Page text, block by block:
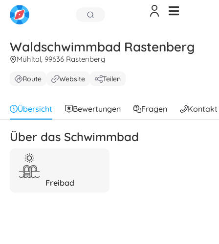
Waldschwimmbad Rastenberg
Mühltal, 99636 Rastenberg
Route Website Teilen
Übersicht Bewertungen Fragen Kontakt
Über das Schwimmbad
Freibad